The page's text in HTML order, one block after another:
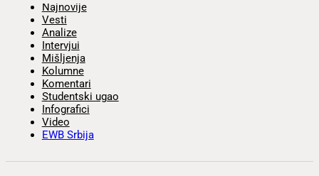
Najnovije
Vesti
Analize
Intervjui
Mišljenja
Kolumne
Komentari
Studentski ugao
Infografici
Video
EWB Srbija